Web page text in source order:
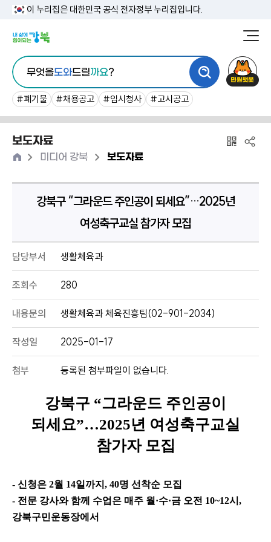
이 누리집은 대한민국 공식 전자정부 누리집입니다.
청
통
합
검
색
무엇을도와드릴까요?
#폐기물 #채용공고 #임시청사 #고시공고
원
보도자료
홈 >미디어 강북 >보도자료
강북구 “그라운드 주인공이 되세요”…2025년
여성축구교실 참가자 모집
담당부서 생활체육과
조회수 280
내용문의 생활체육과 체육진흥팀(02-901-2034)
작성일 2025-01-17
첨부 등록된 첨부파일이 없습니다.
강북구 “그라운드 주인공이
되세요”…2025년 여성축구교실
참가자 모집
- 신청은 2월 14일까지 , 40명 선착순 모집
- 전문 강사와 함께 수업은 매주 월 ·수·금 오전 10~12시 ,
강북구민운동장에서